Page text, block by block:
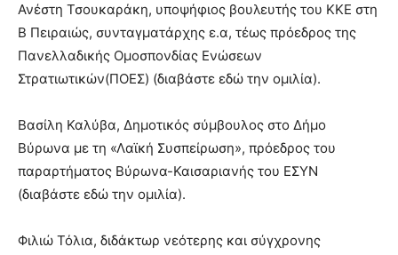
Ανέστη Τσουκαράκη, υποψήφιος βουλευτής του ΚΚΕ στη
Β Πειραιώς, συνταγματάρχης ε.α, τέως πρόεδρος της
Πανελλαδικής Ομοσπονδίας Ενώσεων
Στρατιωτικών(ΠΟΕΣ) (διαβάστε εδώ την ομιλία).
Βασίλη Καλύβα, Δημοτικός σύμβουλος στο Δήμο
Βύρωνα με τη «Λαϊκή Συσπείρωση», πρόεδρος του
παραρτήματος Βύρωνα-Καισαριανής του ΕΣΥΝ
(διαβάστε εδώ την ομιλία).
Φιλιώ Τόλια, διδάκτωρ νεότερης και σύγχρονης